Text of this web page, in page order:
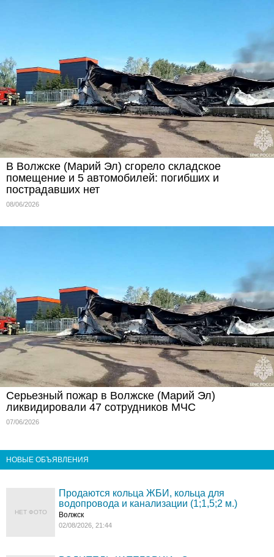
В Волжске (Марий Эл) сгорело складское
помещение и 5 автомобилей: погибших и
пострадавших нет
08/06/2026
Серьезный пожар в Волжске (Марий Эл)
ликвидировали 47 сотрудников МЧС
07/06/2026
НОВЫЕ ОБЪЯВЛЕНИЯ
НЕТ ФОТО
Продаются кольца ЖБИ, кольца для
водопровода и канализации (1;1,5;2 м.)
Волжск
02/08/2026, 21:44